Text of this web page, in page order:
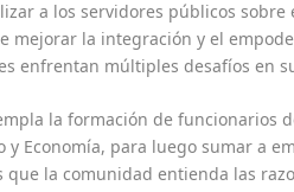
a los servidores públicos
mejorar la integración y el
enfrentan múltiples desafíos en
la formación de funcionarios
y Economía, para luego sumar a
que la comunidad entienda las